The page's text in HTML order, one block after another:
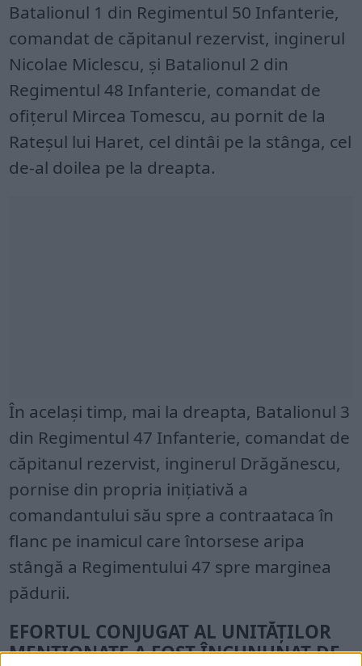
Batalionul 1 din Regimentul 50 Infanterie,
comandat de căpitanul rezervist, inginerul
Nicolae Miclescu, și Batalionul 2 din
Regimentul 48 Infanterie, comandat de
ofițerul Mircea Tomescu, au pornit de la
Rateșul lui Haret, cel dintâi pe la stânga, cel
de-al doilea pe la dreapta.
În același timp, mai la dreapta, Batalionul 3
din Regimentul 47 Infanterie, comandat de
căpitanul rezervist, inginerul Drăgănescu,
pornise din propria inițiativă a
comandantului său spre a contraataca în
flanc pe inamicul care întorsese aripa
stângă a Regimentului 47 spre marginea
pădurii.
EFORTUL CONJUGAT AL UNITĂȚILOR
MENȚIONATE A FOST ÎNCUNUNAT DE